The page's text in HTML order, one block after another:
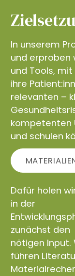
In unserem
und erproben
und Tools,
ihre
relevanten –
kompetenten
und schulen
Dafür holen
in der
zunächst den
nötigen Input.
führen